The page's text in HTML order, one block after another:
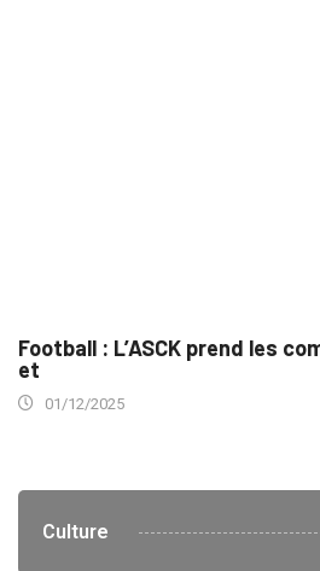
Football : L’ASCK prend les
et
01/12/2025
Culture